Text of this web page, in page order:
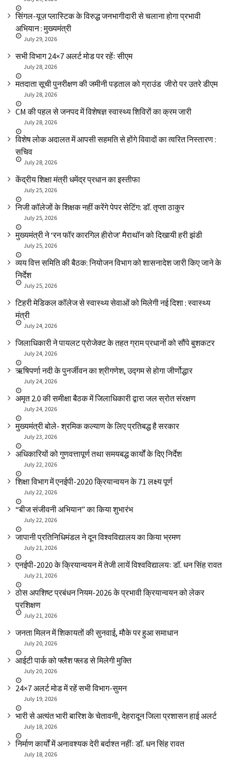
सिंगल-यूज़ प्लास्टिक के विरुद्ध जनभागीदारी से चलाना होगा प्रभावी
अभियान : मुख्यमंत्री
July 29, 2026
सभी विभाग 24×7 अलर्ट मोड पर रहेंः सीएम
July 28, 2026
मतदाता सूची पुनरीक्षण की जमीनी पड़ताल को ग्राउंड जीरो पर उतरे डीएम
July 28, 2026
CM की पहल से जनपद में विशेषज्ञ स्वास्थ्य शिविरों का क्रम जारी
July 28, 2026
विशेष लोक अदालत में आपसी सहमति से होंगे विवादों का त्वरित निस्तारण :
सचिव
July 28, 2026
केंद्रीय शिक्षा मंत्री धमेंद्र प्रधान का इस्तीफा
July 25, 2026
निजी कॉलेजों के शिक्षक नहीं करेंगे पेपर सेटिंग: डॉ. तृप्ता ठाकुर
July 25, 2026
मुख्यमंत्री ने ‘रन फॉर कारगिल हीरोज’ मैराथॉन को दिखायी हरी झंडी
July 25, 2026
व्यय वित्त समिति की बैठक: नियोजन विभाग को शासनादेश जारी किए जाने के
निर्देश
July 25, 2026
टिहरी मेडिकल कॉलेज से स्वास्थ्य सेवाओं को मिलेगी नई दिशा : स्वास्थ्य
मंत्री
July 24, 2026
जिलाधिकारी ने पायलट प्रोजेक्ट के तहत ग्राम प्रधानों को सौंपे बुशकटर
July 24, 2026
ऋषिपर्णा नदी के पुनर्जीवन का श्रीगणेश, उद्गम से होगा जीर्णोद्धार
July 24, 2026
अमृत 2.0 की समीक्षा बैठक में जिलाधिकारी द्वारा जल स्रोत संरक्षण
July 24, 2026
मुख्यमंत्री बोले- श्रमिक कल्याण के लिए प्रतिबद्ध है सरकार
July 23, 2026
अधिकारियों को गुणवत्तापूर्ण तथा समयबद्ध कार्यों के दिए निर्देश
July 22, 2026
शिक्षा विभाग में एनईपी-2020 क्रियान्वयन के 71 लक्ष्य पूर्ण
July 22, 2026
“बीज संजीवनी अभियान” का किया शुभारंभ
July 22, 2026
जापानी प्रतिनिधिमंडल ने दून विश्वविद्यालय का किया भ्रमण
July 21, 2026
एनईपी-2020 के क्रियान्वयन में तेजी लायें विश्वविद्यालयः डॉ. धन सिंह रावत
July 21, 2026
ठोस अपशिष्ट प्रबंधन नियम-2026 के प्रभावी क्रियान्वयन को लेकर
प्रशिक्षण
July 21, 2026
जनता मिलन में शिकायतों की सुनवाई, मौके पर हुआ समाधान
July 20, 2026
आईटी पार्क को फ्लैश फ्लड से मिलेगी मुक्ति
July 20, 2026
24×7 अलर्ट मोड में रहें सभी विभाग-सुमन
July 19, 2026
भारी से अत्यंत भारी बारिश के चेतावनी, देहरादून जिला प्रशासन हाई अलर्ट
July 18, 2026
निर्माण कार्यों में अनावश्यक देरी बर्दाश्त नहींः डाॅ. धन सिंह रावत
July 18, 2026